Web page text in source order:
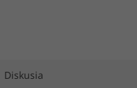
Diskusia